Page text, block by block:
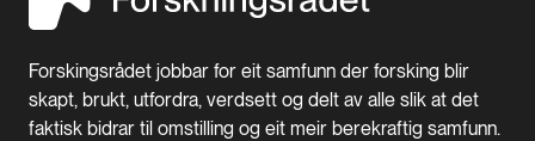
Forskingsrådet jobbar for eit samfunn der forsking blir
skapt, brukt, utfordra, verdsett og delt av alle slik at det
faktisk bidrar til omstilling og eit meir berekraftig samfunn.